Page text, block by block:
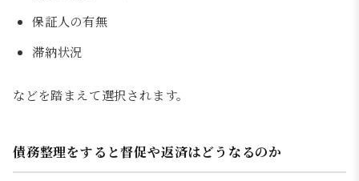
保証人の有無
滞納状況
などを踏まえて選択されます。
債務整理をすると督促や返済はどうなるのか